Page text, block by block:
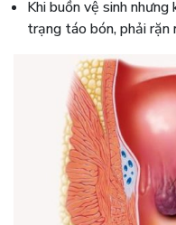
Khi buồn vệ sinh
trạng táo bón, phải rặn